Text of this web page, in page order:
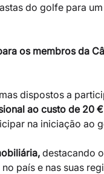
do golfe para
os membros da
dispostos a
ao custo de 20
na iniciação ao
destacando
país e nas suas